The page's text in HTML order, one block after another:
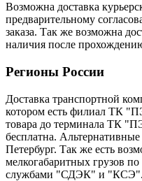
Возможна доставка
предварительному
заказа. Так же возможна
наличия после
Регионы России
Доставка транспортной
котором есть филиал ТК
товара до терминала ТК
бесплатна.
Петербург. Так же есть
мелкогабаритных грузов
службами "СДЭК" и "КСЭ".